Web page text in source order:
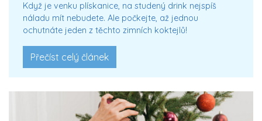
Když je venku plískanice, na studený drink nejspíš
náladu mít nebudete. Ale počkejte, až jednou
ochutnáte jeden z těchto zimních koktejlů!
Přečíst celý článek